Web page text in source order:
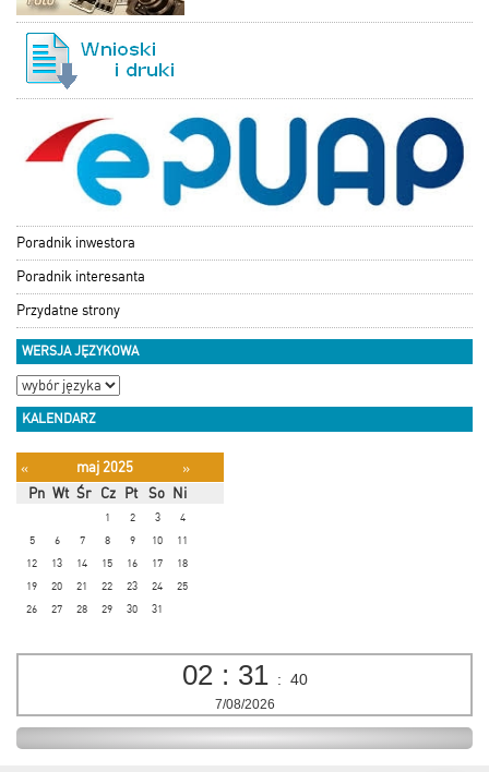
Poradnik inwestora
Poradnik interesanta
Przydatne strony
WERSJA JĘZYKOWA
KALENDARZ
« maj 2025
»
Pn Wt Śr Cz Pt So Ni
1 2 3
4
5
6 7 8 9 10
11
12
13 14 15 16 17
18
19
20 21 22 23 24
25
26
27 28 29 30 31
02 : 31 : 40
7/08/2026